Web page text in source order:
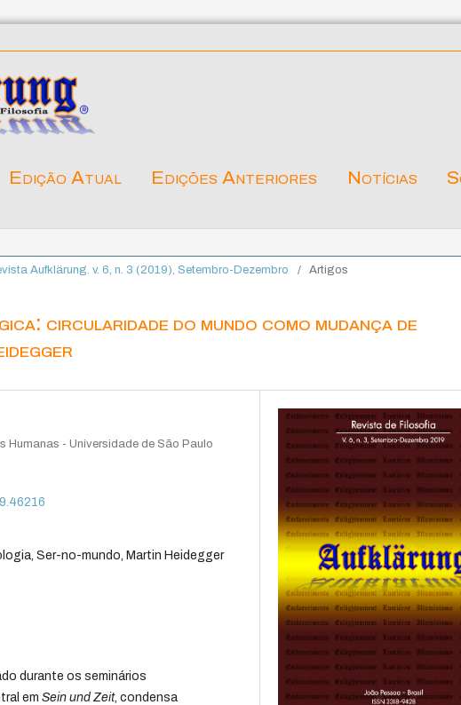
Edição Atual Edições Anteriores Notícias
Aufklärung. v. 6, n. 3 (2019), Setembro-Dezembro / Artigos
circularidade do mundo como mudança de
Humanas - Universidade de São Paulo
Ser-no-mundo, Martin Heidegger
durante os seminários
emSein und Zeit, condensa